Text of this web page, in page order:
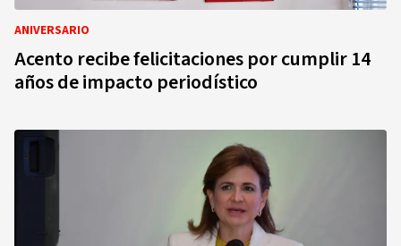
ANIVERSARIO
Acento recibe felicitaciones por cumplir 14
años de impacto periodístico